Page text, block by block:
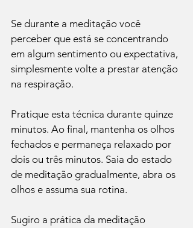
Se durante a meditação você
perceber que está se concentrando
em algum sentimento ou expectativa,
simplesmente volte a prestar atenção
na respiração.
Pratique esta técnica durante quinze
minutos. Ao final, mantenha os olhos
fechados e permaneça relaxado por
dois ou três minutos. Saia do estado
de meditação gradualmente, abra os
olhos e assuma sua rotina.
Sugiro a prática da meditação